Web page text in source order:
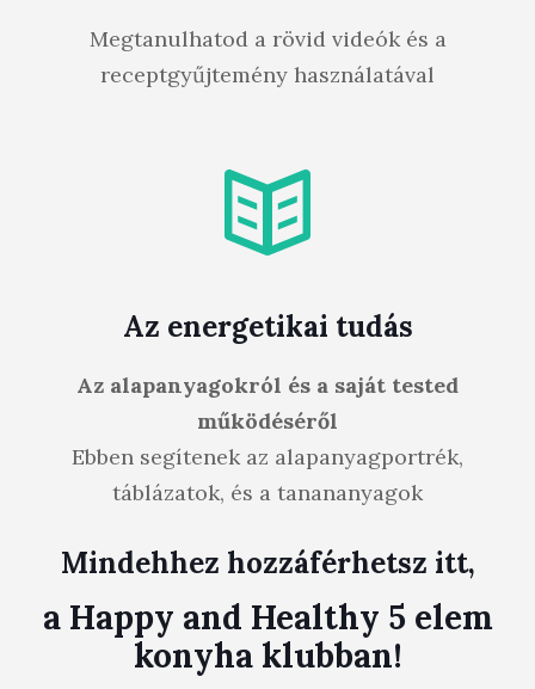
Megtanulhatod a rövid videók és a
receptgyűjtemény használatával
Az energetikai tudás
Az alapanyagokról és a saját tested
működéséről
Ebben segítenek az alapanyagportrék,
táblázatok, és a tanananyagok
Mindehhez hozzáférhetsz itt,
a Happy and Healthy 5 elem
konyha klubban!